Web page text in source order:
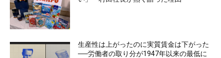
生産性は上がったのに実質賃金は下がった
──労働者の取り分が1947年以来の最低に